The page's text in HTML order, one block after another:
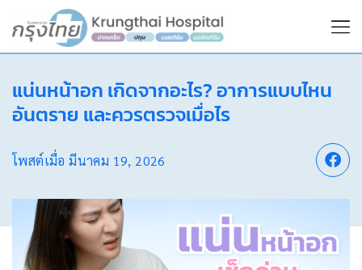
แน่นหน้าอก เกิดจากอะไร? อาการแบบไหน
อันตราย และควรตรวจเมื่อไร
โพสต์เมื่อมีนาคม 19, 2026